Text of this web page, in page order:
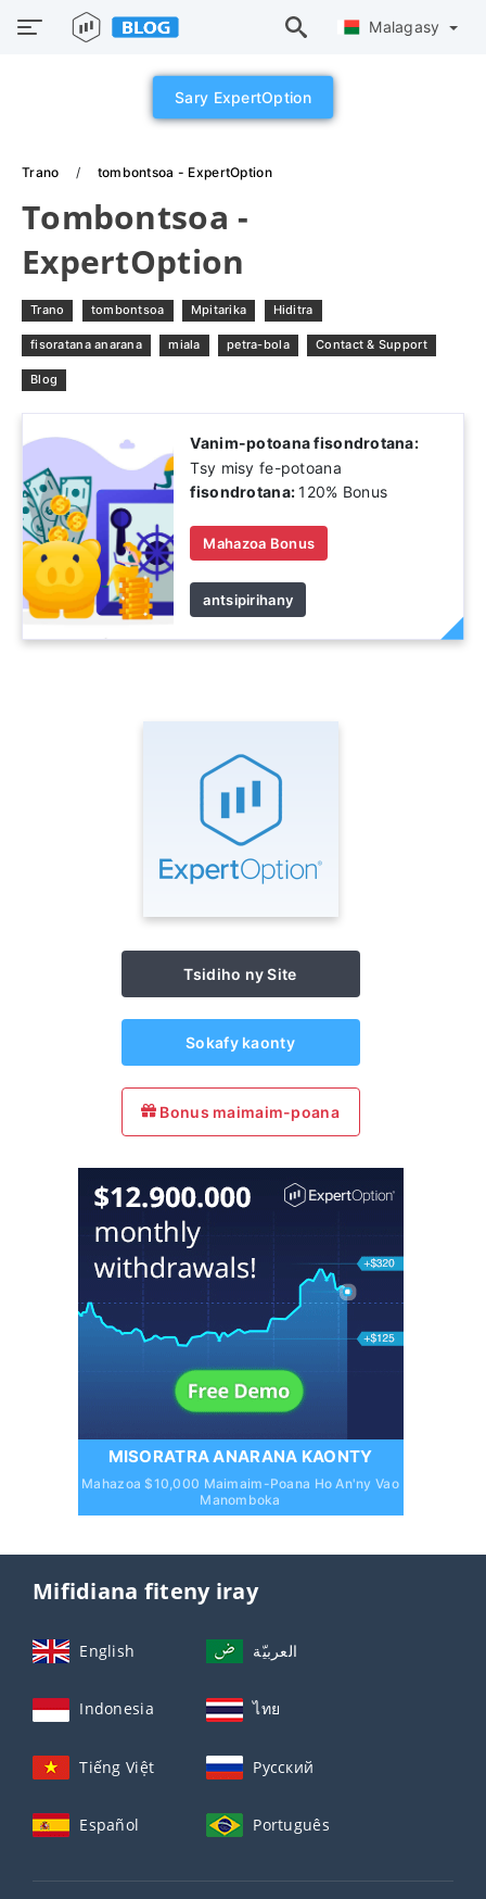
Malagasy
Sary ExpertOption
Trano tombontsoa - ExpertOption
Tombontsoa -
ExpertOption
Trano tombontsoa Mpitarika Hiditra
fisoratana anarana miala petra-bola Contact & Support
Blog
Vanim-potoana fisondrotana:
Tsy misy fe-potoana
fisondrotana:120% Bonus
Mahazoa Bonus
antsipirihany
Tsidiho ny Site
Sokafy kaonty
Bonus maimaim-poana
MISORATRA ANARANA KAONTY
Mahazoa $10,000 Maimaim-Poana Ho An'ny Vao
Manomboka
Mifidiana fiteny iray
English العربيّة
Indonesia ไทย
Tiếng Việt Русский
Español Português